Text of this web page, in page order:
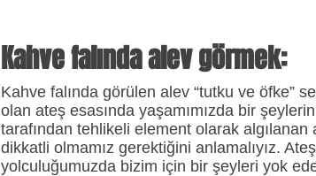
Kahve falında alev görmek:
Kahve falında görülen alev “tutku ve öfke”
olan ateş esasında yaşamımızda bir
tarafından tehlikeli element olarak
dikkatli olmamız gerektiğini anlamalıyız.
yolculuğumuzda bizim için bir şeyleri yok